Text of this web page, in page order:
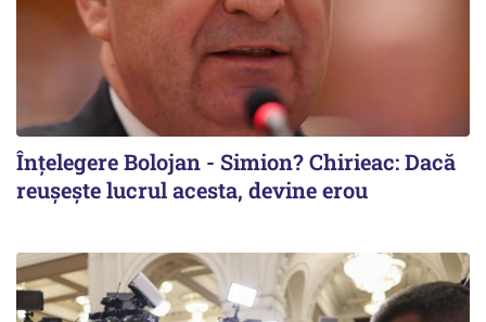
Înțelegere Bolojan - Simion? Chirieac: Dacă
reușește lucrul acesta, devine erou